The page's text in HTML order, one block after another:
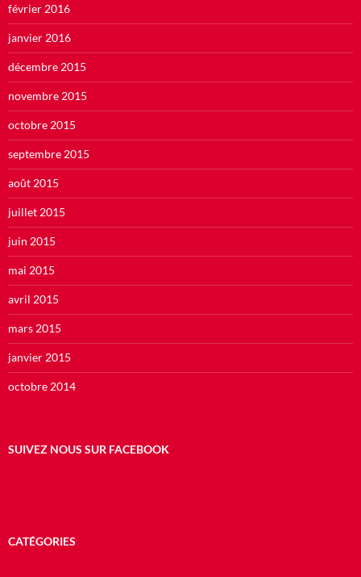
février 2016
janvier 2016
décembre 2015
novembre 2015
octobre 2015
septembre 2015
août 2015
juillet 2015
juin 2015
mai 2015
avril 2015
mars 2015
janvier 2015
octobre 2014
SUIVEZ NOUS SUR FACEBOOK
CATÉGORIES